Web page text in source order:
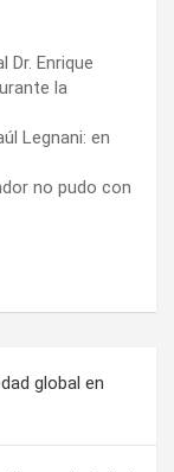
Dr. Enrique
la
Legnani: en
no pudo con
global en